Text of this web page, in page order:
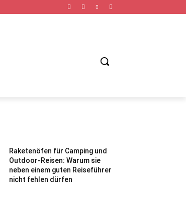
Raketenöfen für Camping und
Outdoor-Reisen: Warum sie
neben einem guten Reiseführer
nicht fehlen dürfen